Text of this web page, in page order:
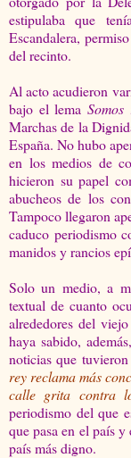
estipulaba que
Escandalera,
del recinto.
Al acto acudieron
bajo el lemaSomos
Marchas de la
España. No hubo
en los medios de
hicieron su papel
abucheos de los
Tampoco llegaron
caduco periodismo
manidos y rancios
Solo un medio, a
textual de cuanto
alrededores del
haya sabido,
noticias que
rey reclama más
calle grita contra
periodismo del que
que pasa en el país y
país más digno.